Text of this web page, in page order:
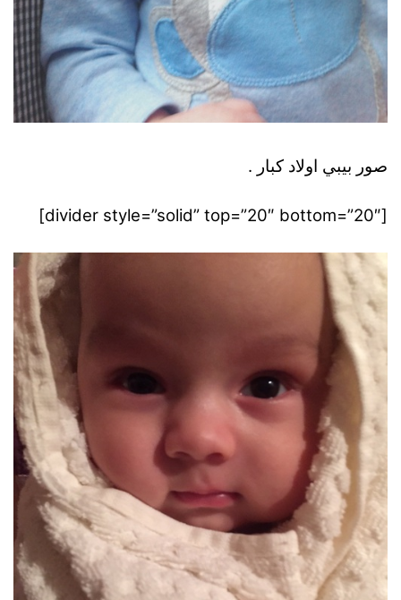
صور بيبي اولاد كبار .
[divider style=”solid” top=”20″ bottom=”20″]